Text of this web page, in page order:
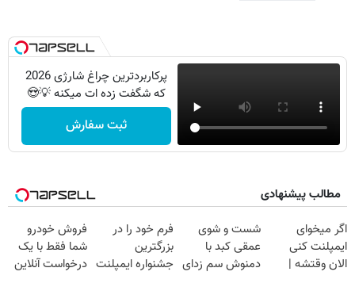
پرکاربردترین چراغ شارژی 2026
که شگفت زده ات میکنه 💡😍
ثبت سفارش
مطالب پیشنهادی
اگر میخوای
ایمپلنت کنی
الان وقتشه |
شست و شوی
عمقی کبد با
دمنوش سم زدای
فرم خود را در
بزرگترین
جشنواره ایمپلنت
فروش خودرو
شما فقط با یک
درخواست آنلاین